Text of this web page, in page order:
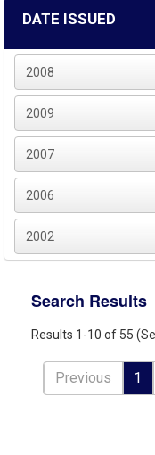
DATE ISSUED
2008
2009
2007
2006
2002
Search Results
Results 1-10 of 55
Previous 1